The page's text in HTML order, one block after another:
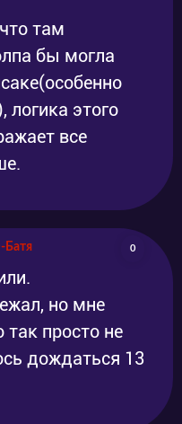
там
бы могла
логика этого
все
Батя 0
но мне
так просто не
дождаться 13